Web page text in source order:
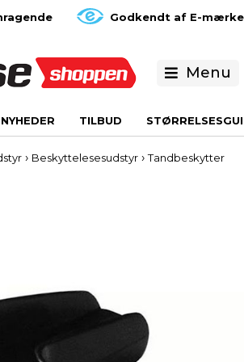
Godkendt af E-
Menu
NYHEDER TILBUD
› Beskyttelesesudstyr›Tandbeskytter